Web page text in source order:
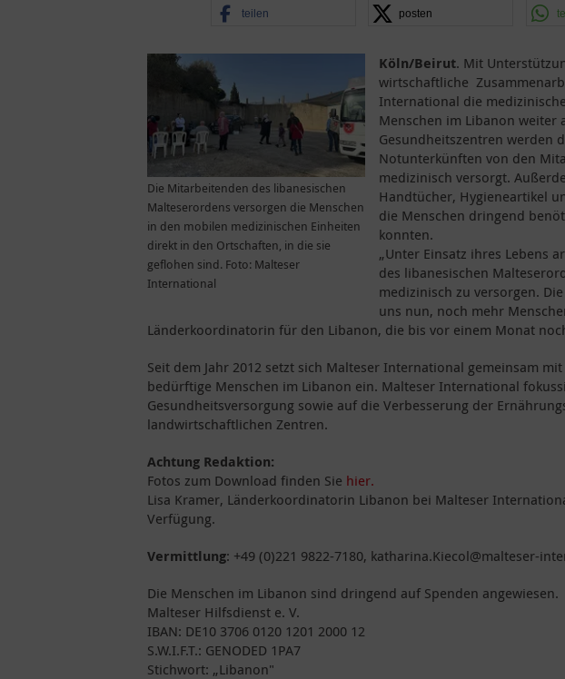
teilen posten
Die Mitarbeitenden des libanesischen
Malteserordens versorgen die Menschen
in den mobilen medizinischen Einheiten
direkt in den Ortschaften, in die sie
geflohen sind. Foto: Malteser
International
Köln/Beirut. Mit
wirtschaftliche
International die
Menschen im Libanon weiter
Gesundheitszentren werden
Notunterkünften von den
medizinisch versorgt.
Handtücher, Hygieneartikel
die Menschen dringend
konnten.
„Unter Einsatz ihres Lebens
des libanesischen
medizinisch zu versorgen.
uns nun, noch mehr
Länderkoordinatorin für den Libanon, die bis vor einem Monat
Seit dem Jahr 2012 setzt sich Malteser International gemeinsam
bedürftige Menschen im Libanon ein. Malteser International
Gesundheitsversorgung sowie auf die Verbesserung der
landwirtschaftlichen Zentren.
Achtung Redaktion:
Fotos zum Download finden Sie hier.
Lisa Kramer, Länderkoordinatorin Libanon bei Malteser
Verfügung.
Vermittlung: +49 (0)221 9822-7180, katharina.Kiecol@malteser-
Die Menschen im Libanon sind dringend auf Spenden angewiesen.
Malteser Hilfsdienst e. V.
IBAN: DE10 3706 0120 1201 2000 12
S.W.I.F.T.: GENODED 1PA7
Stichwort: „Libanon"